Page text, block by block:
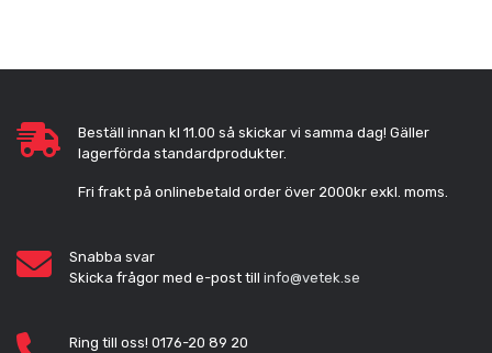
Beställ innan kl 11.00 så skickar vi samma dag! Gäller
lagerförda standardprodukter.
Fri frakt på onlinebetald order över 2000kr exkl. moms.
Snabba svar
Skicka frågor med e-post till info@vetek.se
Ring till oss! 0176-20 89 20